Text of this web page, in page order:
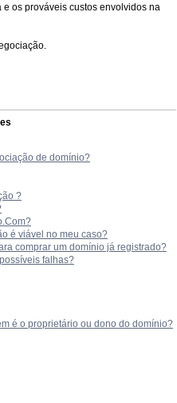
os prováveis custos envolvidos na
de domínio?
?
é viável no meu caso?
comprar um domínio já registrado?
falhas?
é o proprietário ou dono do domínio?